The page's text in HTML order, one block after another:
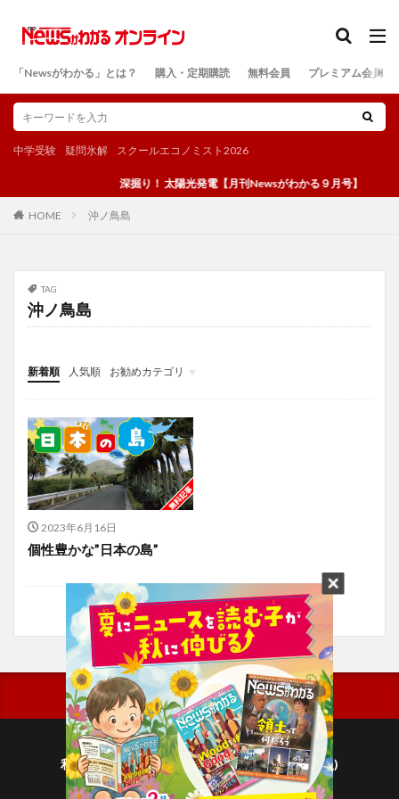
「Newsがわかる」とは？ 購入・定期購読 無料会員 プレミアム会員
中学受験 疑問氷解 スクールエコノミスト2026
深掘り！ 太陽光発電【月刊Newsがわかる９月号】
HOME 沖ノ鳥島
TAG
沖ノ鳥島
新着順 人気順
お勧めカテゴリ
投稿
学び
マンガ
電子書籍
2023年6月16日
個性豊かな”日本の島”
利用規約
プライバシーポリシー(毎日新聞出版)
個人情報について(毎日新聞社)
検索